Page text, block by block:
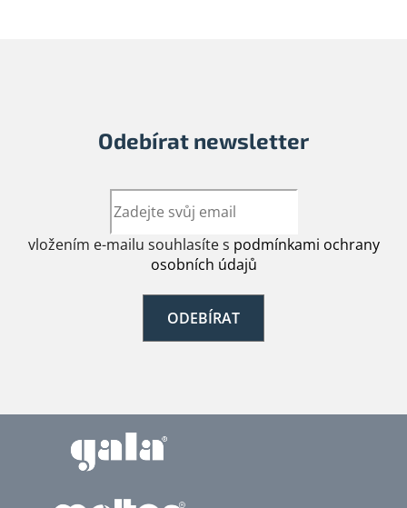
Odebírat newsletter
vložením e-mailu souhlasíte s podmínkami ochrany
osobních údajů
ODEBÍRAT